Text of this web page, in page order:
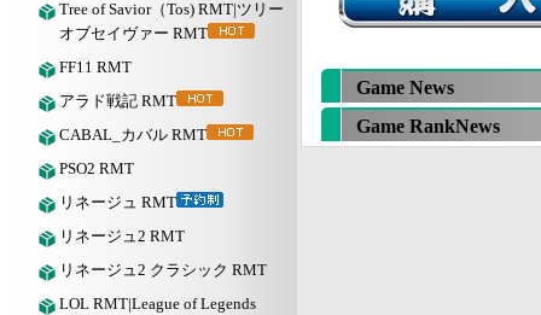
Tree of Savior（Tos) RMT|ツリー
オブセイヴァー RMT
FF11 RMT
アラド戦記 RMT
CABAL_カバル RMT
PSO2 RMT
リネージュ RMT
リネージュ2 RMT
リネージュ2 クラシック RMT
LOL RMT|League of Legends
Game News
Game RankNews